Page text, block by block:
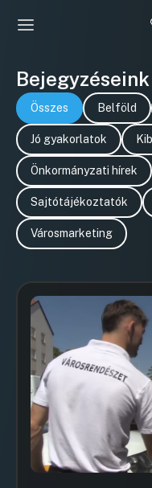
Bejegyzéseink
Összes Belföld
Jó gyakorlatok
Önkormányzati hírek
Sajtótájékoztatók
Városmarketing